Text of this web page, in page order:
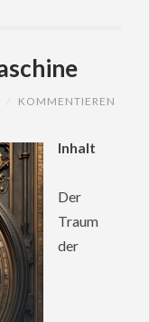
KOMMENTIEREN
Inhalt
Der
Traum
der